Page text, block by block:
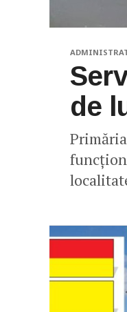
de